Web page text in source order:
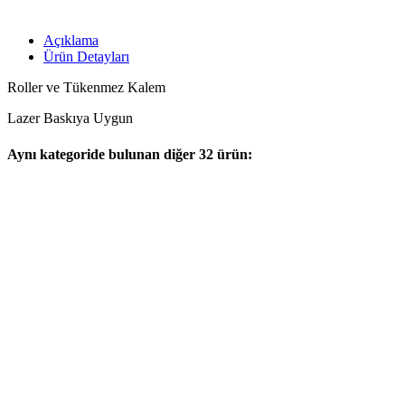
Açıklama
Ürün Detayları
Roller ve Tükenmez Kalem
Lazer Baskıya Uygun
Aynı kategoride bulunan diğer 32 ürün: